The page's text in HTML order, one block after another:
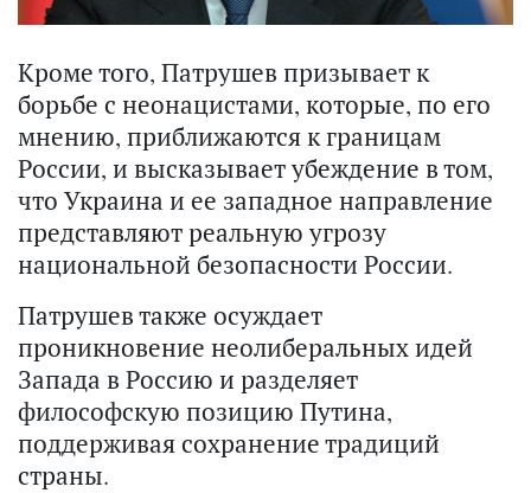
Кроме того, Патрушев призывает к
борьбе с неонацистами, которые, по его
мнению, приближаются к границам
России, и высказывает убеждение в том,
что Украина и ее западное направление
представляют реальную угрозу
национальной безопасности России.
Патрушев также осуждает
проникновение неолиберальных идей
Запада в Россию и разделяет
философскую позицию Путина,
поддерживая сохранение традиций
страны.